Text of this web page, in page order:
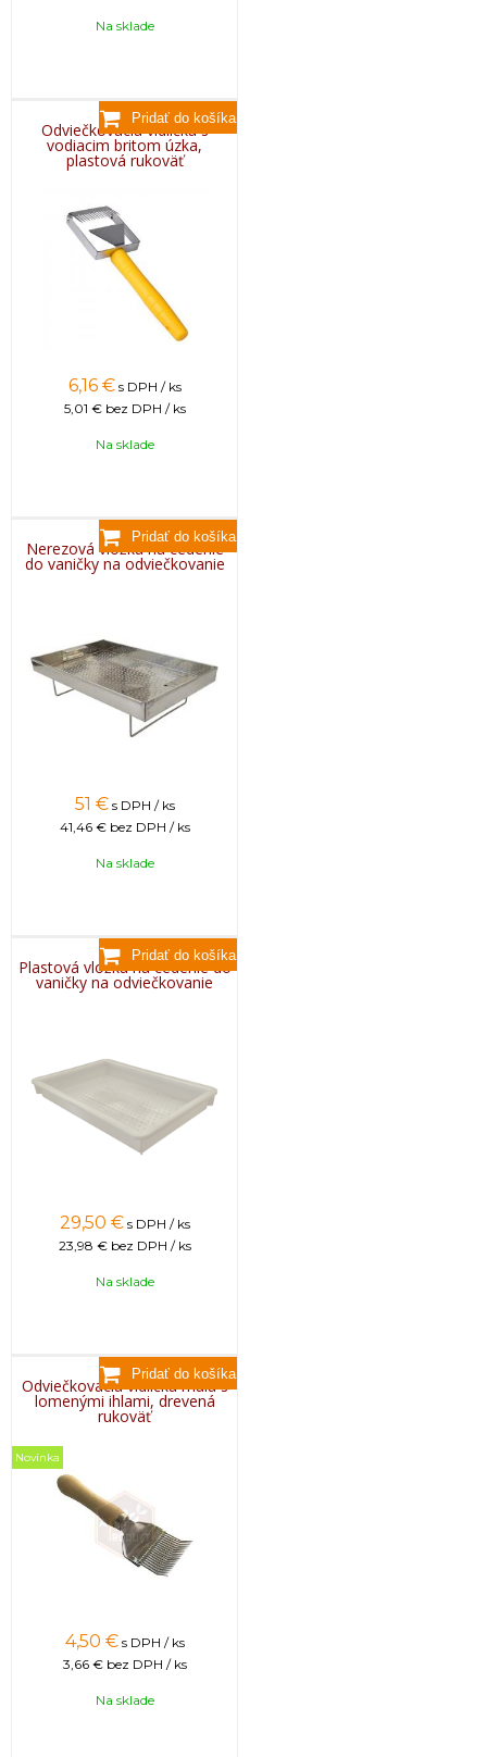
Na sklade
Odviečkovacia vidlička s
vodiacim britom úzka,
plastová rukoväť
6,16 € s DPH / ks
5,01 € bez DPH / ks
Na sklade
Nerezová vložka na cedenie
do vaničky na odviečkovanie
51 € s DPH / ks
41,46 € bez DPH / ks
Na sklade
Plastová vložka na cedenie do
vaničky na odviečkovanie
29,50 € s DPH / ks
23,98 € bez DPH / ks
Na sklade
Odviečkovacia vidlička malá s
lomenými ihlami, drevená
rukoväť
Novinka
4,50 € s DPH / ks
3,66 € bez DPH / ks
Na sklade